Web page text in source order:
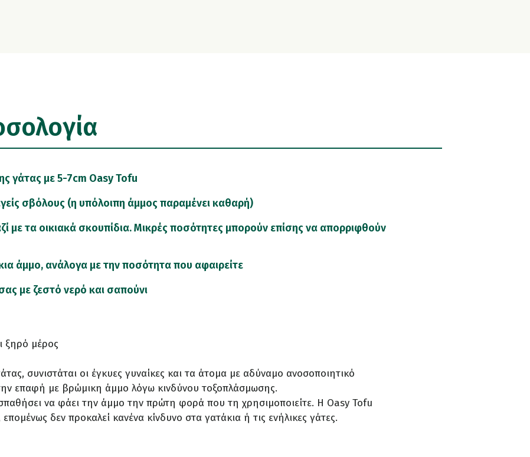
γάτας με 5-7cm Oasy Tofu
σβόλους (η υπόλοιπη άμμος παραμένει καθαρή)
με τα οικιακά σκουπίδια. Μικρές ποσότητες μπορούν επίσης να απορριφθούν
άμμο, ανάλογα με την ποσότητα που αφαιρείτε
με ζεστό νερό και σαπούνι
ξηρό μέρος
συνιστάται οι έγκυες γυναίκες και τα άτομα με αδύναμο ανοσοποιητικό
επαφή με βρώμικη άμμο λόγω κινδύνου τοξοπλάσμωσης.
να φάει την άμμο την πρώτη φορά που τη χρησιμοποιείτε. Η Oasy Tofu
δεν προκαλεί κανένα κίνδυνο στα γατάκια ή τις ενήλικες γάτες.